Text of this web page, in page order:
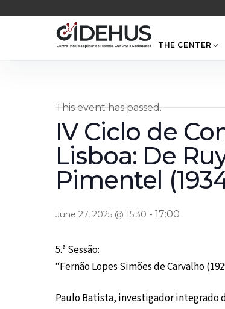
THE CENTER
This event has passed.
IV Ciclo de
Lisboa: De
Pimentel
June 27, 2025 @ 15:30 - 17:00
5.ª Sessão:
“Fernão Lopes Simões de Carvalho
Paulo Batista, investigador integrado